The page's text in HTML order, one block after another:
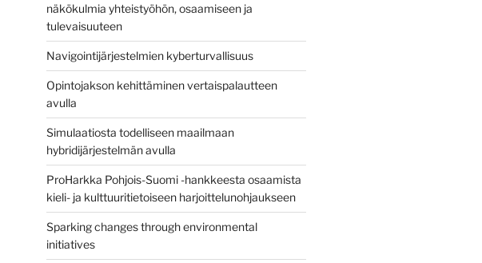
näkökulmia yhteistyöhön, osaamiseen ja
tulevaisuuteen
Navigointijärjestelmien kyberturvallisuus
Opintojakson kehittäminen vertaispalautteen
avulla
Simulaatiosta todelliseen maailmaan
hybridijärjestelmän avulla
ProHarkka Pohjois-Suomi -hankkeesta osaamista
kieli- ja kulttuuritietoiseen harjoittelunohjaukseen
Sparking changes through environmental
initiatives